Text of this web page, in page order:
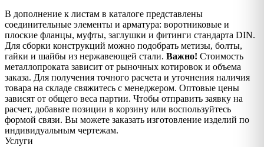
В дополнение к листам в каталоге представлены
соединительные элементы и арматура: воротниковые и
плоские фланцы, муфты, заглушки и фитинги стандарта DIN.
Для сборки конструкций можно подобрать метизы, болты,
гайки и шайбы из нержавеющей стали. Важно! Стоимость
металлопроката зависит от рыночных котировок и объема
заказа. Для получения точного расчета и уточнения наличия
товара на складе свяжитесь с менеджером. Оптовые цены
зависят от общего веса партии. Чтобы отправить заявку на
расчет, добавьте позиции в корзину или воспользуйтесь
формой связи. Вы можете заказать изготовление изделий по
индивидуальным чертежам.
Услуги